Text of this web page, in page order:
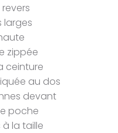
larges
zippée
ceinture
au dos
devant
poche
à la taille